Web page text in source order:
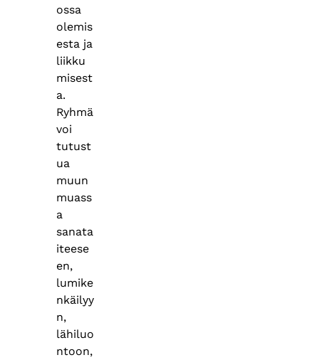
ossa
olemis
esta ja
liikku
misest
a.
Ryhmä
voi
tutust
ua
muun
muass
a
sanata
iteese
en,
lumike
nkäilyy
n,
lähiluo
ntoon,